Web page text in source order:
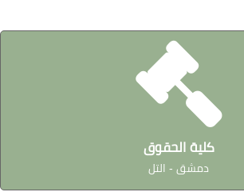
كلية الحقوق
دمشق - التل